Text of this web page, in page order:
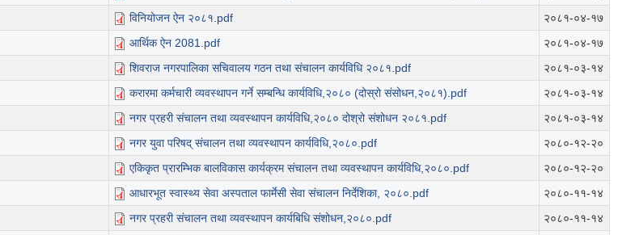
विनियोजन ऐन २०८१.pdf
२०८१-०४-१७
आर्थिक ऐन 2081.pdf
२०८१-०४-१७
शिवराज नगरपालिका सचिवालय गठन तथा संचालन कार्यविधि २०८१.pdf
२०८१-०३-१४
करारमा कर्मचारी व्यवस्थापन गर्ने सम्बन्धि कार्यविधि,२०८० (दोस्रो संसोधन,२०८१).pdf
२०८१-०३-१४
नगर प्रहरी संचालन तथा व्यवस्थापन कार्यविधि,२०८० दोश्रो संशोधन २०८१.pdf
२०८१-०३-१४
नगर युवा परिषद् संचालन तथा व्यवस्थापन कार्यविधि,२०८०.pdf
२०८०-१२-२०
एकिकृत प्रारम्भिक बालविकास कार्यक्रम संचालन तथा व्यवस्थापन कार्यविधि,२०८०.pdf
२०८०-१२-२०
आधारभूत स्वास्थ्य सेवा अस्पताल फार्मेसी सेवा संचालन निर्देशिका, २०८०.pdf
२०८०-११-१४
नगर प्रहरी संचालन तथा व्यवस्थापन कार्यबिधि संशोधन,२०८०.pdf
२०८०-११-१४